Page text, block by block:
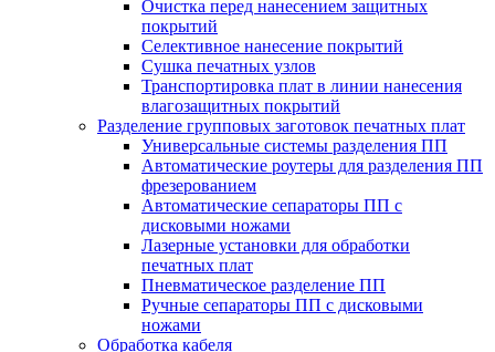
Очистка перед нанесением защитных
покрытий
Селективное нанесение покрытий
Сушка печатных узлов
Транспортировка плат в линии нанесения
влагозащитных покрытий
Разделение групповых заготовок печатных плат
Универсальные системы разделения ПП
Автоматические роутеры для разделения ПП
фрезерованием
Автоматические сепараторы ПП с
дисковыми ножами
Лазерные установки для обработки
печатных плат
Пневматическое разделение ПП
Ручные сепараторы ПП с дисковыми
ножами
Обработка кабеля